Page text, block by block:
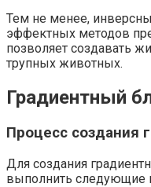
Тем не менее,
эффектных методов
позволяет создавать
трупных животных.
Градиентный
Процесс создания
Для создания
выполнить следующие